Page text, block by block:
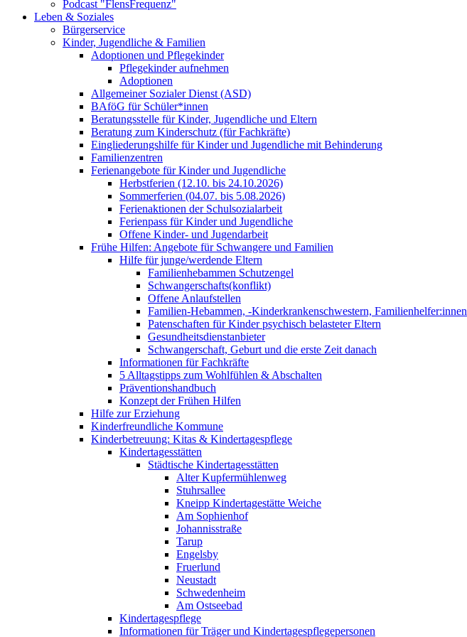
Podcast "FlensFrequenz"
Leben & Soziales
Bürgerservice
Kinder, Jugendliche & Familien
Adoptionen und Pflegekinder
Pflegekinder aufnehmen
Adoptionen
Allgemeiner Sozialer Dienst (ASD)
BAföG für Schüler*innen
Beratungsstelle für Kinder, Jugendliche und Eltern
Beratung zum Kinderschutz (für Fachkräfte)
Eingliederungshilfe für Kinder und Jugendliche mit Behinderung
Familienzentren
Ferienangebote für Kinder und Jugendliche
Herbstferien (12.10. bis 24.10.2026)
Sommerferien (04.07. bis 5.08.2026)
Ferienaktionen der Schulsozialarbeit
Ferienpass für Kinder und Jugendliche
Offene Kinder- und Jugendarbeit
Frühe Hilfen: Angebote für Schwangere und Familien
Hilfe für junge/werdende Eltern
Familienhebammen Schutzengel
Schwangerschafts(konflikt)
Offene Anlaufstellen
Familien-Hebammen, -Kinderkrankenschwestern, Familienhelfer:innen
Patenschaften für Kinder psychisch belasteter Eltern
Gesundheitsdienstanbieter
Schwangerschaft, Geburt und die erste Zeit danach
Informationen für Fachkräfte
5 Alltagstipps zum Wohlfühlen & Abschalten
Präventionshandbuch
Konzept der Frühen Hilfen
Hilfe zur Erziehung
Kinderfreundliche Kommune
Kinderbetreuung: Kitas & Kindertagespflege
Kindertagesstätten
Städtische Kindertagesstätten
Alter Kupfermühlenweg
Stuhrsallee
Kneipp Kindertagestätte Weiche
Am Sophienhof
Johannisstraße
Tarup
Engelsby
Fruerlund
Neustadt
Schwedenheim
Am Ostseebad
Kindertagespflege
Informationen für Träger und Kindertagespflegepersonen